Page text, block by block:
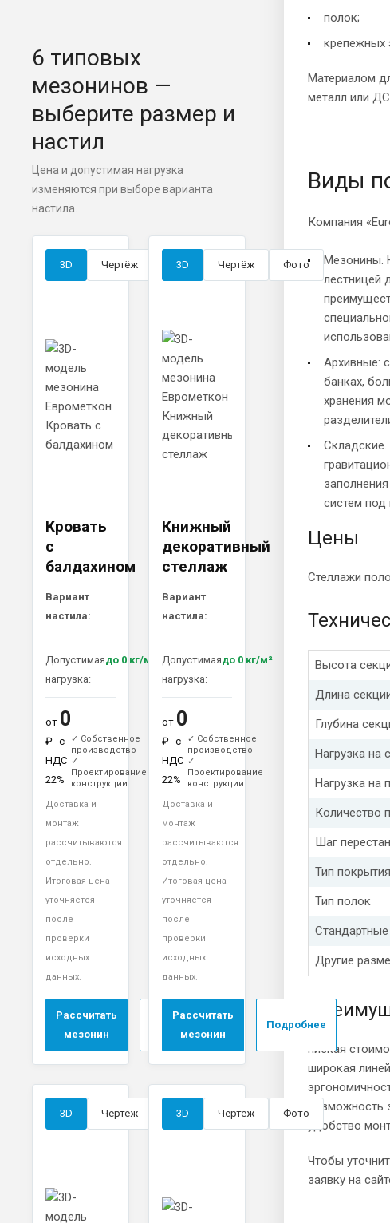
полок;
крепежных
Материалом
металл или
Виды
Компания
Мезонины.
лестницей
Архивные:
банках,
хранения
Складские.
систем
Цены
Стеллажи
Высота
Длина
Глубина
Нагрузка на
Нагрузка на
Количество
Шаг
Тип покрытия
Тип полок
Другие
низкая
широкая
возможность
удобство
Чтобы
заявку на
6 типовых
мезонинов —
выберите размер и
настил
Цена и допустимая нагрузка
изменяются при выборе варианта
настила.
3D Чертёж Фото
Кровать
с
балдахином
Вариант
настила:
Допустимая
нагрузка:
до 0 кг/м²
от 0
₽ с
НДС
22%
✓ Собственное
производство
✓
Проектирование
конструкции
Доставка и
монтаж
рассчитываются
отдельно.
Итоговая цена
уточняется
после
проверки
исходных
данных.
Рассчитать
мезонин
3D Чертёж Фото
Книжный
декоративный
стеллаж
Вариант
настила:
Допустимая
нагрузка:
до 0 кг/м²
от 0
₽ с
НДС
22%
✓ Собственное
производство
✓
Проектирование
конструкции
Доставка и
монтаж
рассчитываются
отдельно.
Итоговая цена
уточняется
после
проверки
исходных
данных.
Рассчитать
мезонин
Подробнее
3D Чертёж Фото
3D Чертёж Фото